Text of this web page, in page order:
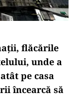
flăcările
unde a
pe casa
încearcă să